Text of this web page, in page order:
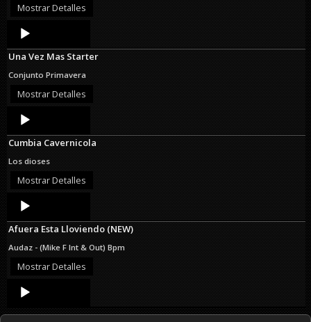
Mostrar Detalles
Audio
Player
Una Vez Mas Starter
Conjunto Primavera
Mostrar Detalles
Audio
Player
Cumbia Cavernicola
Los dioses
Mostrar Detalles
Audio
Player
Afuera Esta Lloviendo (NEW)
Audaz - (Mike F Int & Out) Bpm
Mostrar Detalles
Audio
Player